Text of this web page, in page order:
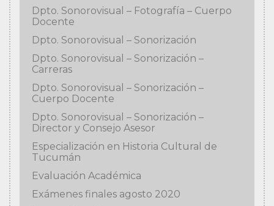
Dpto. Sonorovisual – Fotografía – Cuerpo
Docente
Dpto. Sonorovisual – Sonorización
Dpto. Sonorovisual – Sonorización –
Carreras
Dpto. Sonorovisual – Sonorización –
Cuerpo Docente
Dpto. Sonorovisual – Sonorización –
Director y Consejo Asesor
Especialización en Historia Cultural de
Tucumán
Evaluación Académica
Exámenes finales agosto 2020